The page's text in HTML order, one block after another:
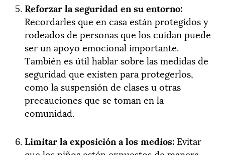
Reforzar la seguridad en su entorno:
Recordarles que en casa están protegidos y
rodeados de personas que los cuidan puede
ser un apoyo emocional importante.
También es útil hablar sobre las medidas de
seguridad que existen para protegerlos,
como la suspensión de clases u otras
precauciones que se toman en la
comunidad.
Limitar la exposición a los medios: Evitar